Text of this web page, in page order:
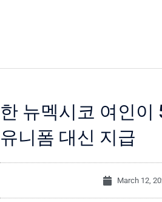
한 뉴멕시코 여인이
유니폼 대신 지급
March 12,